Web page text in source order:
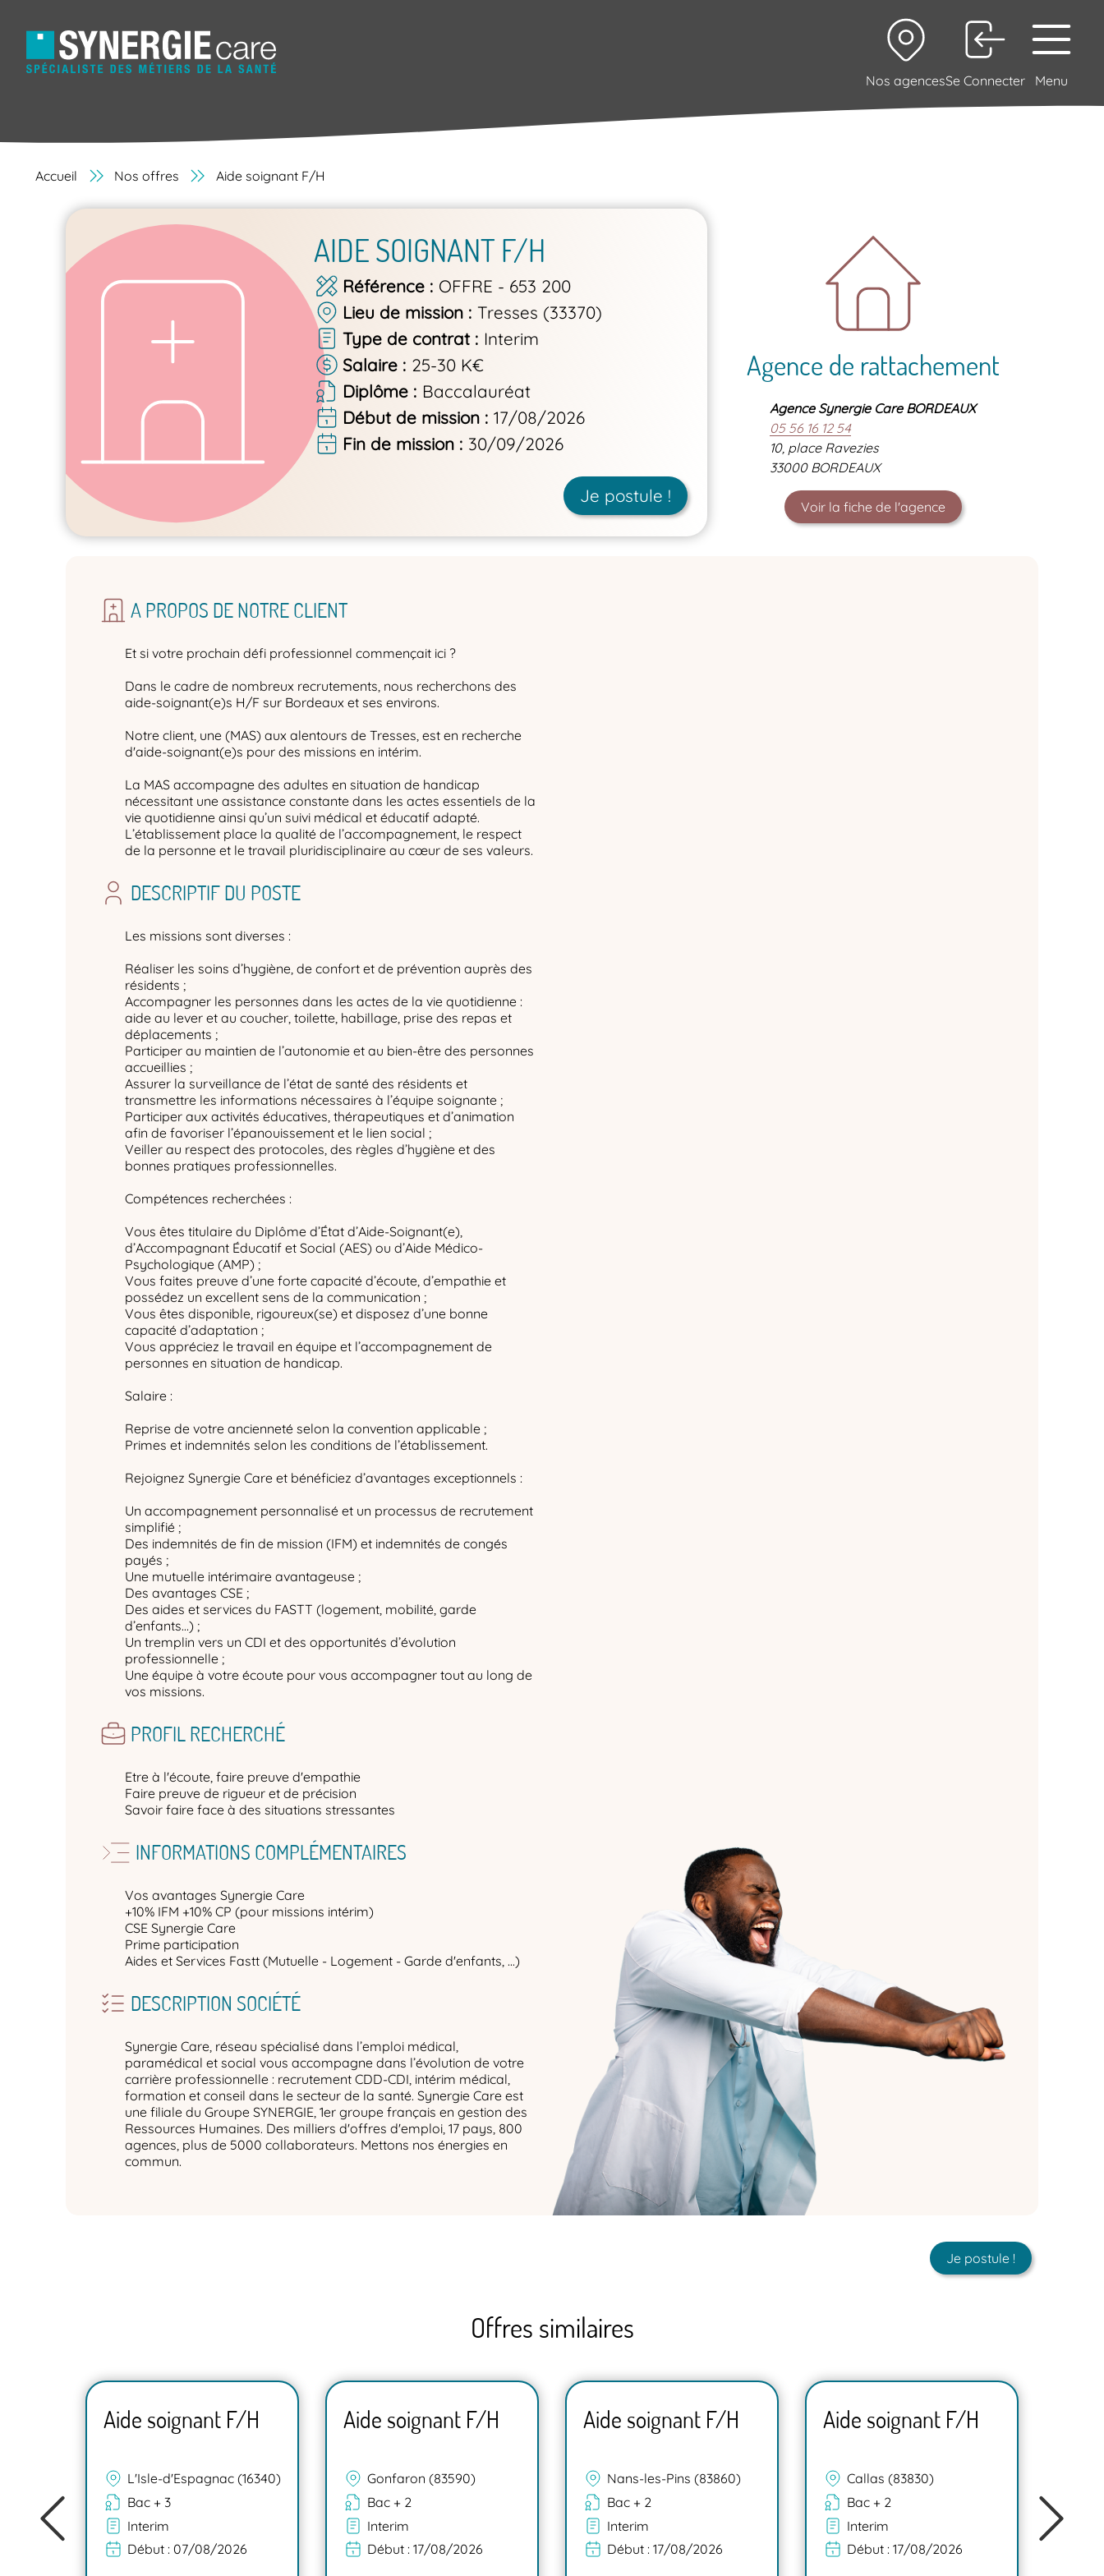
Nos agencesSe Connecter Menu
Accueil Nos offres Aide soignant F/H
AIDE SOIGNANT F/H
Référence
OFFRE - 653 200
Lieu de mission
Tresses (33370)
Type de contrat
Interim
Salaire
25-30 K€
Diplôme
Baccalauréat
Début de mission
17/08/2026
Fin de mission
30/09/2026
Je postule !
Agence de rattachement
Agence Synergie Care BORDEAUX
05 56 16 12 54
10, place Ravezies
33000 BORDEAUX
Voir la fiche de l'agence
A PROPOS DE NOTRE CLIENT
Et si votre prochain défi professionnel commençait ici ?
Dans le cadre de nombreux recrutements, nous recherchons des
aide-soignant(e)s H/F sur Bordeaux et ses environs.
Notre client, une (MAS) aux alentours de Tresses, est en recherche
d'aide-soignant(e)s pour des missions en intérim.
La MAS accompagne des adultes en situation de handicap
nécessitant une assistance constante dans les actes essentiels de la
vie quotidienne ainsi qu’un suivi médical et éducatif adapté.
L’établissement place la qualité de l’accompagnement, le respect
de la personne et le travail pluridisciplinaire au cœur de ses valeurs.
DESCRIPTIF DU POSTE
Les missions sont diverses :
Réaliser les soins d’hygiène, de confort et de prévention auprès des
résidents ;
Accompagner les personnes dans les actes de la vie quotidienne :
aide au lever et au coucher, toilette, habillage, prise des repas et
déplacements ;
Participer au maintien de l’autonomie et au bien-être des personnes
accueillies ;
Assurer la surveillance de l’état de santé des résidents et
transmettre les informations nécessaires à l’équipe soignante ;
Participer aux activités éducatives, thérapeutiques et d’animation
afin de favoriser l’épanouissement et le lien social ;
Veiller au respect des protocoles, des règles d’hygiène et des
bonnes pratiques professionnelles.
Compétences recherchées :
Vous êtes titulaire du Diplôme d’État d’Aide-Soignant(e),
d’Accompagnant Éducatif et Social (AES) ou d’Aide Médico-
Psychologique (AMP) ;
Vous faites preuve d’une forte capacité d’écoute, d’empathie et
possédez un excellent sens de la communication ;
Vous êtes disponible, rigoureux(se) et disposez d’une bonne
capacité d’adaptation ;
Vous appréciez le travail en équipe et l’accompagnement de
personnes en situation de handicap.
Salaire :
Reprise de votre ancienneté selon la convention applicable ;
Primes et indemnités selon les conditions de l’établissement.
Rejoignez Synergie Care et bénéficiez d’avantages exceptionnels :
Un accompagnement personnalisé et un processus de recrutement
simplifié ;
Des indemnités de fin de mission (IFM) et indemnités de congés
payés ;
Une mutuelle intérimaire avantageuse ;
Des avantages CSE ;
Des aides et services du FASTT (logement, mobilité, garde
d’enfants…) ;
Un tremplin vers un CDI et des opportunités d’évolution
professionnelle ;
Une équipe à votre écoute pour vous accompagner tout au long de
vos missions.
PROFIL RECHERCHÉ
Etre à l'écoute, faire preuve d'empathie
Faire preuve de rigueur et de précision
Savoir faire face à des situations stressantes
INFORMATIONS COMPLÉMENTAIRES
Vos avantages Synergie Care
+10% IFM +10% CP (pour missions intérim)
CSE Synergie Care
Prime participation
Aides et Services Fastt (Mutuelle - Logement - Garde d'enfants, ...)
DESCRIPTION SOCIÉTÉ
Synergie Care, réseau spécialisé dans l’emploi médical,
paramédical et social vous accompagne dans l’évolution de votre
carrière professionnelle : recrutement CDD-CDI, intérim médical,
formation et conseil dans le secteur de la santé. Synergie Care est
une filiale du Groupe SYNERGIE, 1er groupe français en gestion des
Ressources Humaines. Des milliers d'offres d'emploi, 17 pays, 800
agences, plus de 5000 collaborateurs. Mettons nos énergies en
commun.
Je postule !
Offres similaires
Aide soignant F/H
L'Isle-d'Espagnac (16340)
Bac + 3
Interim
Début : 07/08/2026
Aide soignant F/H
Gonfaron (83590)
Bac + 2
Interim
Début : 17/08/2026
Aide soignant F/H
Nans-les-Pins (83860)
Bac + 2
Interim
Début : 17/08/2026
Aide soignant F/H
Callas (83830)
Bac + 2
Interim
Début : 17/08/2026